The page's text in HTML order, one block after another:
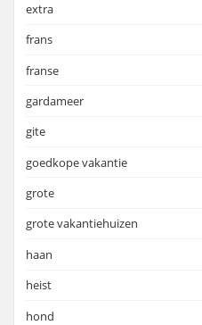
extra
frans
franse
gardameer
gite
goedkope vakantie
grote
grote vakantiehuizen
haan
heist
hond